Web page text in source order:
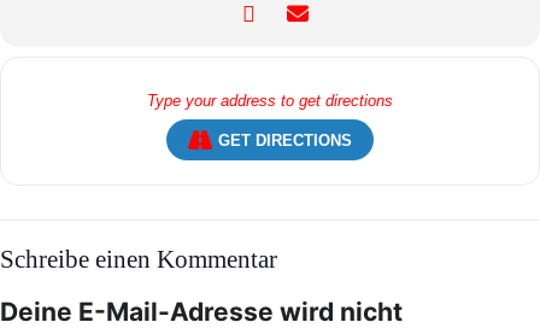
GET DIRECTIONS
Schreibe einen Kommentar
Deine E-Mail-Adresse wird nicht